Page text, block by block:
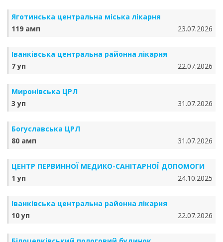
Яготинська центральна міська лікарня
119 амп
23.07.2026
Іванківська центральна районна лікарня
7 уп
22.07.2026
Миронівська ЦРЛ
3 уп
31.07.2026
Богуславська ЦРЛ
80 амп
31.07.2026
ЦЕНТР ПЕРВИННОЇ МЕДИКО-САНІТАРНОЇ ДОПОМОГИ
1 уп
24.10.2025
Іванківська центральна районна лікарня
10 уп
22.07.2026